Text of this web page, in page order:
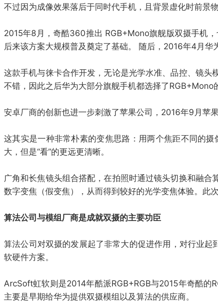
不过因为成像效果落后于同时代手机，且背景虚化时前景
2015年8月，奇酷360推出 RGB+Mono旗舰版双摄手机
后来该方案大规模普及奠定了基础。 随后，2016年4月
这款手机与徕卡合作开发，无论是光学水准、品控、镜
不错，因此之后华为大部分旗舰手机都选择了RGB+Mono
安卓厂商的创新也进一步刺激了苹果公司，2016年9月
这其实是一种非常朴素的变焦思路：用两个焦距不同的摄
大，但是“看”的更远更清晰。
广角和长焦镜头组合搭配，在拍照时通过镜头切换和融
数字变焦（假变焦），从而得到较好的光学变焦体验。
算法公司与模组厂商是成就双摄的主要功臣
算法公司对双摄的发展起了非常大的促进作用，对行业
软硬件方案。
ArcSoft虹软则是2014年酷派RGB+RGB与2015年奇酷
主要是早期给华为提供双摄模组以及算法的供应商。